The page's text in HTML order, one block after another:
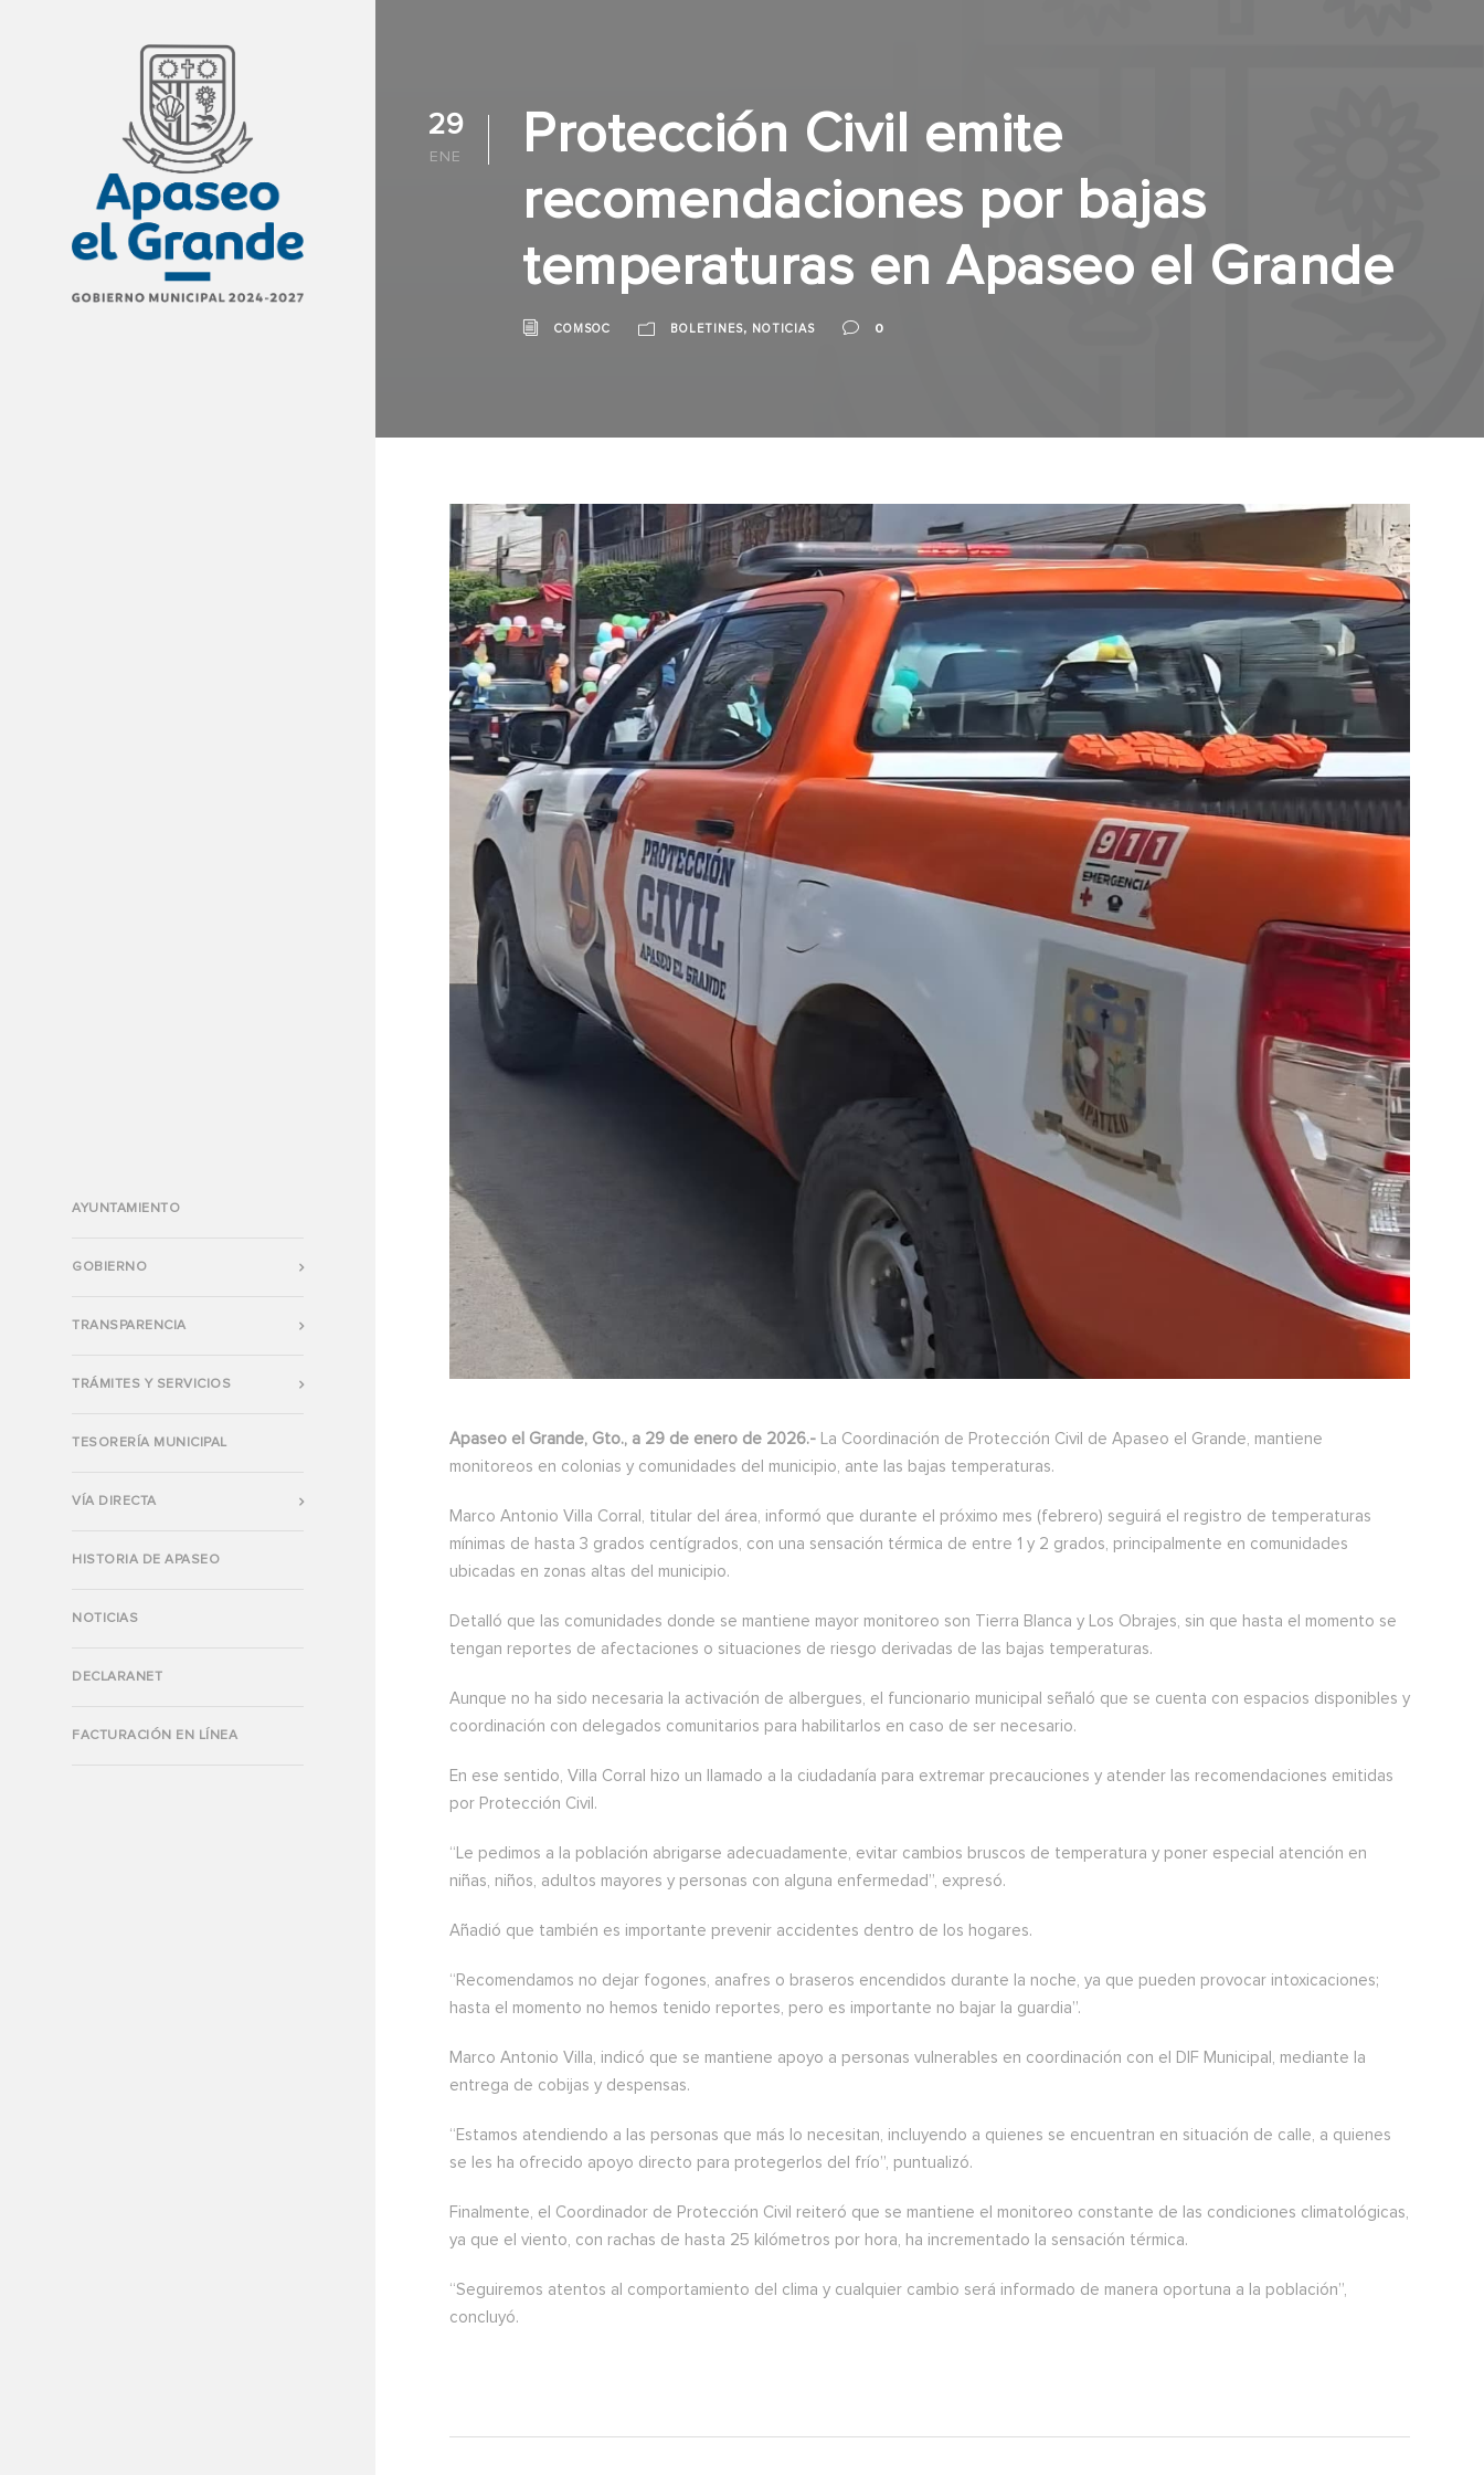
AYUNTAMIENTO
GOBIERNO
TRANSPARENCIA
TRÁMITES Y SERVICIOS
TESORERÍA MUNICIPAL
VÍA DIRECTA
HISTORIA DE APASEO
NOTICIAS
DECLARANET
FACTURACIÓN EN LÍNEA
29
ENE
Protección Civil emite
recomendaciones por bajas
temperaturas en Apaseo el Grande
COMSOC BOLETINES, NOTICIAS 0
Apaseo el Grande, Gto., a 29 de enero de 2026.- La Coordinación de Protección Civil de Apaseo el Grande, mantiene
monitoreos en colonias y comunidades del municipio, ante las bajas temperaturas.
Marco Antonio Villa Corral, titular del área, informó que durante el próximo mes (febrero) seguirá el registro de temperaturas
mínimas de hasta 3 grados centígrados, con una sensación térmica de entre 1 y 2 grados, principalmente en comunidades
ubicadas en zonas altas del municipio.
Detalló que las comunidades donde se mantiene mayor monitoreo son Tierra Blanca y Los Obrajes, sin que hasta el momento se
tengan reportes de afectaciones o situaciones de riesgo derivadas de las bajas temperaturas.
Aunque no ha sido necesaria la activación de albergues, el funcionario municipal señaló que se cuenta con espacios disponibles y
coordinación con delegados comunitarios para habilitarlos en caso de ser necesario.
En ese sentido, Villa Corral hizo un llamado a la ciudadanía para extremar precauciones y atender las recomendaciones emitidas
por Protección Civil.
“Le pedimos a la población abrigarse adecuadamente, evitar cambios bruscos de temperatura y poner especial atención en
niñas, niños, adultos mayores y personas con alguna enfermedad”, expresó.
Añadió que también es importante prevenir accidentes dentro de los hogares.
“Recomendamos no dejar fogones, anafres o braseros encendidos durante la noche, ya que pueden provocar intoxicaciones;
hasta el momento no hemos tenido reportes, pero es importante no bajar la guardia”.
Marco Antonio Villa, indicó que se mantiene apoyo a personas vulnerables en coordinación con el DIF Municipal, mediante la
entrega de cobijas y despensas.
“Estamos atendiendo a las personas que más lo necesitan, incluyendo a quienes se encuentran en situación de calle, a quienes
se les ha ofrecido apoyo directo para protegerlos del frío”, puntualizó.
Finalmente, el Coordinador de Protección Civil reiteró que se mantiene el monitoreo constante de las condiciones climatológicas,
ya que el viento, con rachas de hasta 25 kilómetros por hora, ha incrementado la sensación térmica.
“Seguiremos atentos al comportamiento del clima y cualquier cambio será informado de manera oportuna a la población”,
concluyó.